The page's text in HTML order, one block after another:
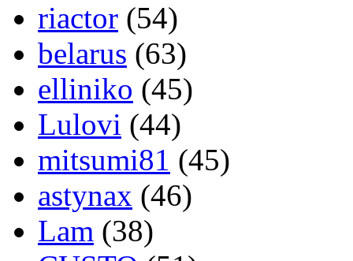
riactor (54)
belarus (63)
elliniko (45)
Lulovi (44)
mitsumi81 (45)
astynax (46)
Lam (38)